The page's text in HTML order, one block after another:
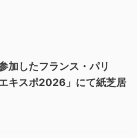
加したフランス・パリ
エキスポ2026」にて紙芝居